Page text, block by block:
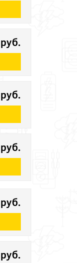
руб.
руб.
руб.
руб.
руб.